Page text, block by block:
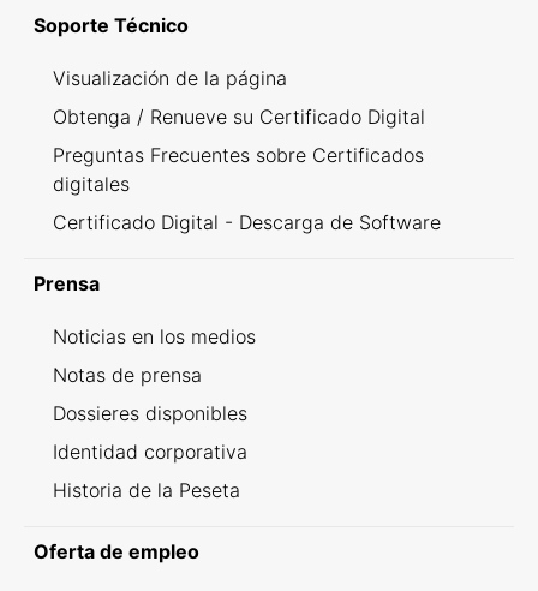
Soporte Técnico
Visualización de la página
Obtenga / Renueve su Certificado Digital
Preguntas Frecuentes sobre Certificados
digitales
Certificado Digital - Descarga de Software
Prensa
Noticias en los medios
Notas de prensa
Dossieres disponibles
Identidad corporativa
Historia de la Peseta
Oferta de empleo